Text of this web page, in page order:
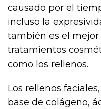
causado por el
incluso la
también es el
tratamientos
como los rellenos.
Los rellenos
base de colágeno,